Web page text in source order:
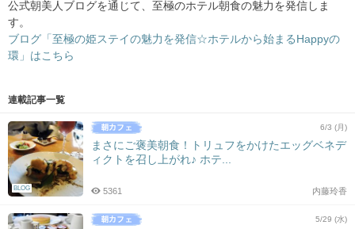
公式朝美人ブログを通じて、至極のホテル朝食の魅力を発信しま
す。
ブログ「至極の姫ステイの魅力を発信☆ホテルから始まるHappyの
環」はこちら
連載記事一覧
BLOG
6/3 (月)
まさにご褒美朝食！トリュフをかけたエッグベネデ
ィクトを召し上がれ♪ ホテ...
内藤玲香
5361
5/29 (水)